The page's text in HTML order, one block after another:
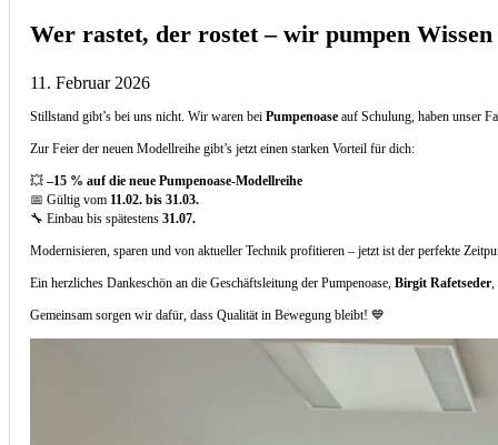
Wer rastet, der rostet – wir pumpen
11. Februar 2026
Stillstand gibt’s bei uns nicht. Wir waren beiPumpenoase auf Schulung, haben unser
Zur Feier der neuen Modellreihe gibt’s jetzt einen starken Vorteil für dich:
💥–15 % auf die neue Pumpenoase-Modellreihe
📅 Gültig vom 11.02. bis 31.03.
🔧 Einbau bis spätestens31.07.
Modernisieren, sparen und von aktueller Technik profitieren – jetzt ist der perfekte
Ein herzliches Dankeschön an die Geschäftsleitung der Pumpenoase,Birgit Rafetseder
Gemeinsam sorgen wir dafür, dass Qualität in Bewegung bleibt! 💙